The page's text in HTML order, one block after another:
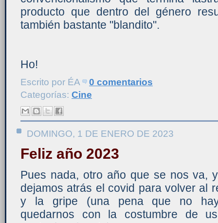
producto que dentro del género
también bastante "blandito".
Ho!
Escrito por ÉA
0 comentarios
Categorías: Cine
DOMINGO, 1 DE ENERO DE 2023
Feliz año 2023
Pues nada, otro año que se nos va,
dejamos atrás el covid para volver al
y la gripe (una pena que no
quedarnos con la costumbre de